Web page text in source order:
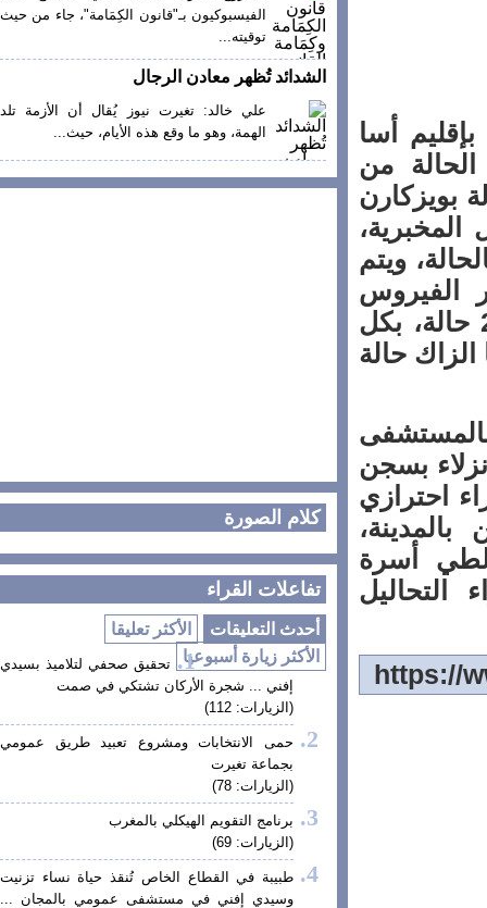
19 المستجد بإقليم أسا
من
ويتم
بجهة كلميم وادنون إلأى 23 حالة، بكل
الزاك حالة
على نزلاء بسجن
احترازي
أسرة
الفيسبوكيون بـ"قانون الكِمَامة"، جاء من حيث
توقيته...
الشدائد تُظهر معادن الرجال
علي خالد: تغيرت نيوز يُقال أن الأزمة تلد
الهمة، وهو ما وقع هذه الأيام، حيث...
كلام الصورة
تفاعلات القراء
أحدث التعليقات
الأكثر تعليقا
الأكثر زيارة أسبوعيا
تحقيق صحفي لتلاميذ بسيدي
إفني ... شجرة الأركان تشتكي في صمت
(الزيارات: 112)
حمى الانتخابات ومشروع تعبيد طريق عمومي
بجماعة تغيرت
(الزيارات: 78)
برنامج التقويم الهيكلي بالمغرب
(الزيارات: 69)
طبيبة في القطاع الخاص تُنقذ حياة نساء تزنيت
وسيدي إفني في مستشفى عمومي بالمجان ...